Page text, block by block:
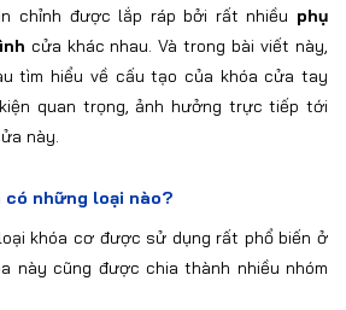
chỉnh được lắp ráp bởi rất nhiều phụ
cửa khác nhau. Và trong bài viết này,
tìm hiểu về cấu tạo của khóa cửa tay
quan trọng, ảnh hưởng trực tiếp tới
này.
những loại nào?
khóa cơ được sử dụng rất phổ biến ở
này cũng được chia thành nhiều nhóm